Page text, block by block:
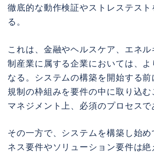
徹底的な動作検証やストレステス
る。
これは、金融やヘルスケア、エネ
制産業に属する企業においては、よ
なる。システムの構築を開始する
規制の枠組みを要件の中に取り込む
マネジメント上、必須のプロセスで
その一方で、システムを構築し始
ネス要件やソリューション要件は絶